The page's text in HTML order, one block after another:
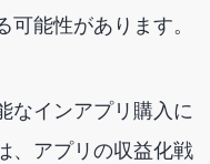
能性があります。
なインアプリ購入に
、アプリの収益化戦